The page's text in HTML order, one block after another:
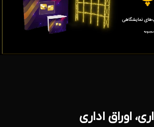
اوراق اداری